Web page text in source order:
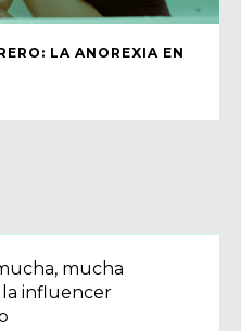
LA ANOREXIA EN
mucha
la influencer